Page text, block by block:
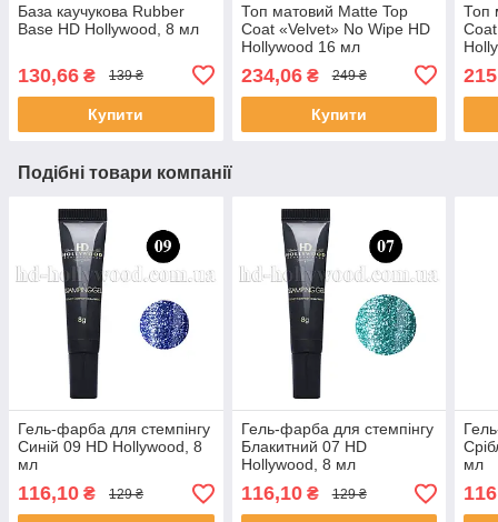
База каучукова Rubber
Base HD Hollywood, 8 мл
130,66 ₴ 139 ₴
Купити
Топ матовий Matte Top
Coat «Velvet» No Wipe HD
Hollywood 16 мл
234,06₴ 249 ₴
Купити
Топ
Подібні товари компанії
Гель-фарба для стемпінгу
Синій 09 HD Hollywood, 8
мл
116,10 ₴ 129 ₴
Гель-фарба для стемпінгу
Блакитний 07 HD
Hollywood, 8 мл
116,10₴ 129 ₴
мл